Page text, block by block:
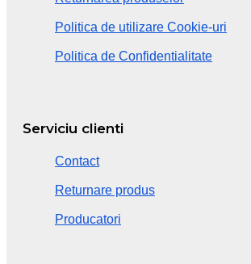
Politica de utilizare Cookie-uri
Politica de Confidentialitate
Serviciu clienti
Contact
Returnare produs
Producatori